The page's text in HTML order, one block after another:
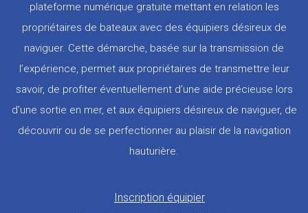
plateforme numérique gratuite mettant en relation les
propriétaires de bateaux avec des équipiers désireux de
naviguer. Cette démarche, basée sur la transmission de
l’expérience, permet aux propriétaires de transmettre leur
savoir, de profiter éventuellement d’une aide précieuse lors
d’une sortie en mer, et aux équipiers désireux de naviguer, de
découvrir ou de se perfectionner au plaisir de la navigation
hauturière.
Inscription équipier